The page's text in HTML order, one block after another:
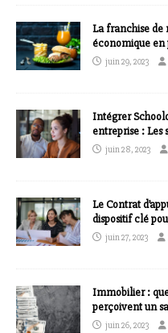
La franchise de
économique
juin 29, 2023
Intégrer
entreprise : Les
juin 28, 2023
Le Contrat
dispositif clé
juin 27, 2023
Immobilier :
perçoivent un
juin 26, 2023